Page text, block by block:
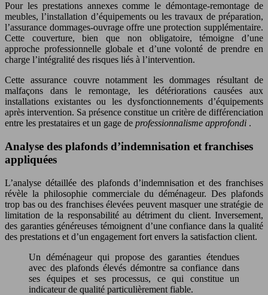
Pour les prestations annexes comme le démontage-remontage de
meubles, l’installation d’équipements ou les travaux de préparation,
l’assurance dommages-ouvrage offre une protection supplémentaire.
Cette couverture, bien que non obligatoire, témoigne d’une
approche professionnelle globale et d’une volonté de prendre en
charge l’intégralité des risques liés à l’intervention.
Cette assurance couvre notamment les dommages résultant de
malfaçons dans le remontage, les détériorations causées aux
installations existantes ou les dysfonctionnements d’équipements
après intervention. Sa présence constitue un critère de différenciation
entre les prestataires et un gage de professionnalisme approfondi .
Analyse des plafonds d’indemnisation et franchises
appliquées
L’analyse détaillée des plafonds d’indemnisation et des franchises
révèle la philosophie commerciale du déménageur. Des plafonds
trop bas ou des franchises élevées peuvent masquer une stratégie de
limitation de la responsabilité au détriment du client. Inversement,
des garanties généreuses témoignent d’une confiance dans la qualité
des prestations et d’un engagement fort envers la satisfaction client.
Un déménageur qui propose des garanties étendues
avec des plafonds élevés démontre sa confiance dans
ses équipes et ses processus, ce qui constitue un
indicateur de qualité particulièrement fiable.